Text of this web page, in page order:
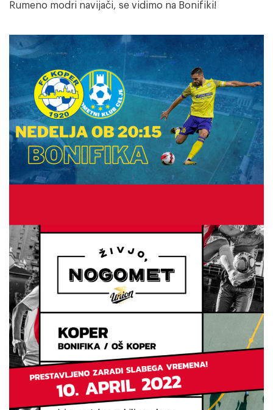
Rumeno modri navijači, se vidimo na Bonifiki!